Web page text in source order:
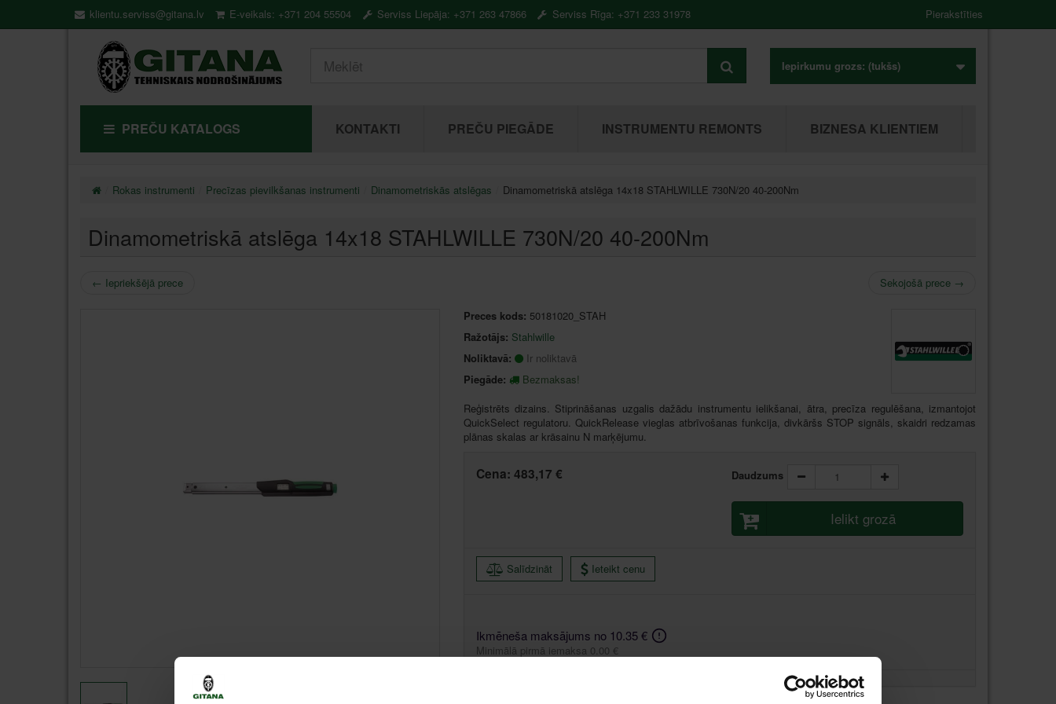
klientu.serviss@gitana.lv E-veikals: +371 204 55504 Serviss Liepāja: +371 263 47866 Serviss Rīga: +371 233 31978 Pierakstīties
Iepirkumu grozs: (tukšs)
PREČU KATALOGS KONTAKTI PREČU PIEGĀDE INSTRUMENTU REMONTS BIZNESA KLIENTIEM
Rokas instrumenti Precīzas pievilkšanas instrumenti Dinamometriskās atslēgas Dinamometriskā atslēga 14x18 STAHLWILLE 730N/20 40-200Nm
Dinamometriskā atslēga 14x18 STAHLWILLE 730N/20 40-200Nm
← Iepriekšējā prece Sekojošā prece →
Preces kods: 50181020_STAH
Ražotājs: Stahlwille
Noliktavā:
Ir noliktavā
Piegāde:
Bezmaksas!
Reģistrēts dizains. Stiprināšanas uzgalis dažādu instrumentu ielikšanai, ātra, precīza regulēšana, izmantojot
QuickSelect regulatoru. QuickRelease vieglas atbrīvošanas funkcija, divkāršs STOP signāls, skaidri redzamas
plānas skalas ar krāsainu N marķējumu.
Cena: 483,17 € Daudzums
Ielikt grozā
Salīdzināt Ieteikt cenu
Ikmēneša maksājums no 10.35 €
Minimālā pirmā iemaksa 0.00 €